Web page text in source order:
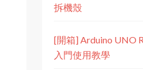
拆機殼
[開箱] Arduino UNO
入門使用教學